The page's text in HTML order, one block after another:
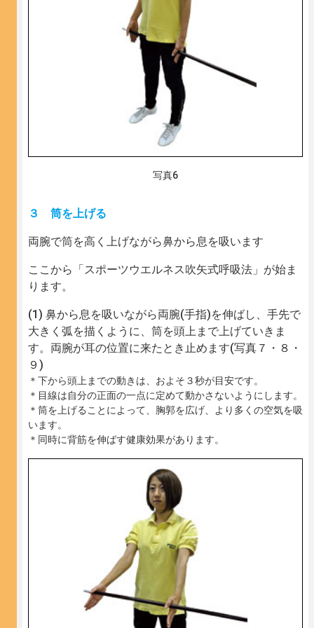
写真6
３ 筒を上げる
両腕で筒を高く上げながら鼻から息を吸います
ここから「スポーツウエルネス吹矢式呼吸法」が始ま
ります。
鼻から息を吸いながら両腕(手指)を伸ばし、手先で
大きく弧を描くように、筒を頭上まで上げていきま
す。両腕が耳の位置に来たとき止めます(写真７・８・
９)
＊下から頭上までの動きは、およそ３秒が目安です。
＊目線は自分の正面の一点に定めて動かさないようにします。
＊筒を上げることによって、胸郭を広げ、より多くの空気を吸
います。
＊同時に背筋を伸ばす健康効果があります。